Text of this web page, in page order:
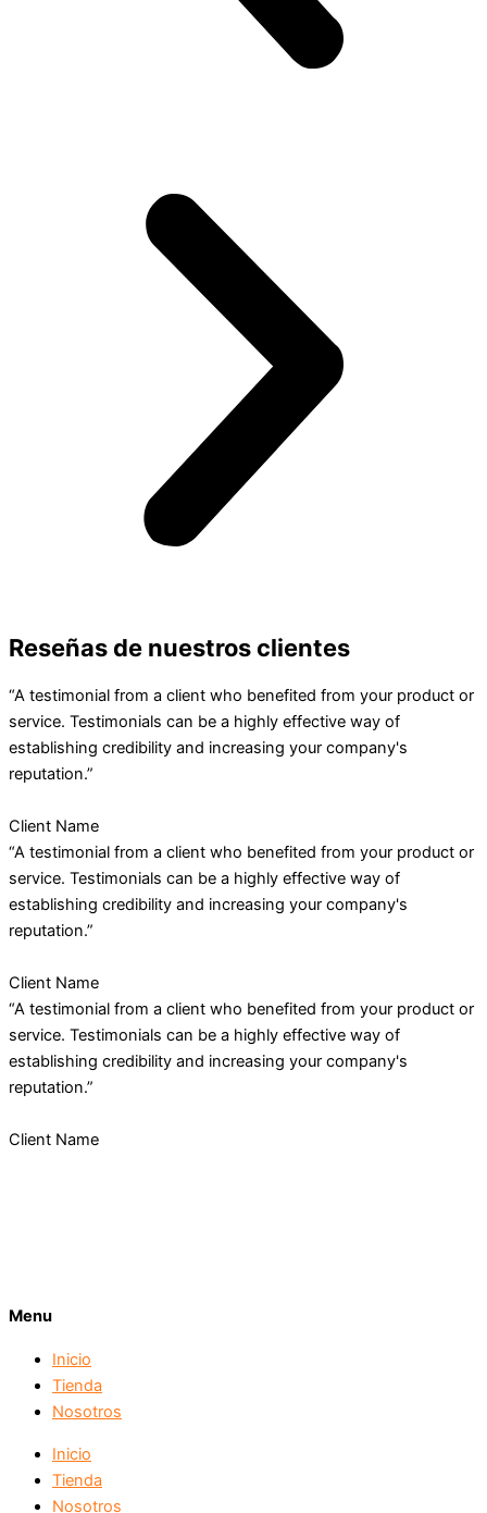
Reseñas de nuestros clientes
“A testimonial from a client who benefited from your product or
service. Testimonials can be a highly effective way of
establishing credibility and increasing your company's
reputation.”
Client Name
“A testimonial from a client who benefited from your product or
service. Testimonials can be a highly effective way of
establishing credibility and increasing your company's
reputation.”
Client Name
“A testimonial from a client who benefited from your product or
service. Testimonials can be a highly effective way of
establishing credibility and increasing your company's
reputation.”
Client Name
Menu
Inicio
Tienda
Nosotros
Inicio
Tienda
Nosotros